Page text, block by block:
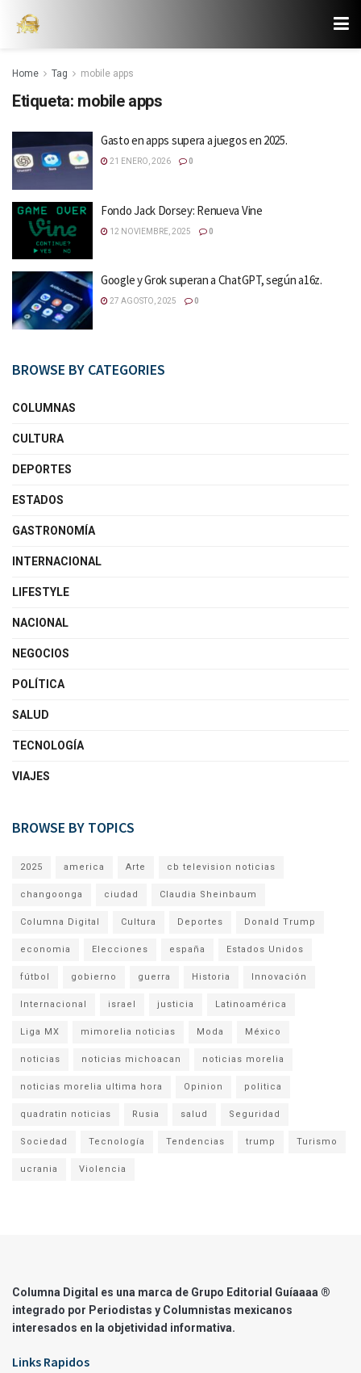
Home Tag mobile apps
Etiqueta: mobile apps
Gasto en apps supera a juegos en 2025.
21 ENERO, 2026 0
Fondo Jack Dorsey: Renueva Vine
12 NOVIEMBRE, 2025 0
Google y Grok superan a ChatGPT, según a16z.
27 AGOSTO, 2025 0
BROWSE BY CATEGORIES
COLUMNAS
CULTURA
DEPORTES
ESTADOS
GASTRONOMÍA
INTERNACIONAL
LIFESTYLE
NACIONAL
NEGOCIOS
POLÍTICA
SALUD
TECNOLOGÍA
VIAJES
BROWSE BY TOPICS
2025 america Arte cb television noticias
changoonga ciudad Claudia Sheinbaum
Columna Digital Cultura Deportes Donald Trump
economia Elecciones españa Estados Unidos
fútbol gobierno guerra Historia Innovación
Internacional israel justicia Latinoamérica
Liga MX mimorelia noticias Moda México
noticias noticias michoacan noticias morelia
noticias morelia ultima hora Opinion politica
quadratin noticias Rusia salud Seguridad
Sociedad Tecnología Tendencias trump Turismo
ucrania Violencia
Columna Digital es una marca de Grupo Editorial Guíaaaa ®
integrado por Periodistas y Columnistas mexicanos
interesados en la objetividad informativa.
Links Rapidos